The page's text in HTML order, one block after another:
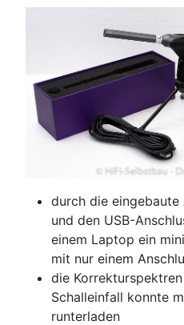
durch die
und den USB-
einem Laptop ein
mit nur einem
die
Schalleinfall konnte
runterladen